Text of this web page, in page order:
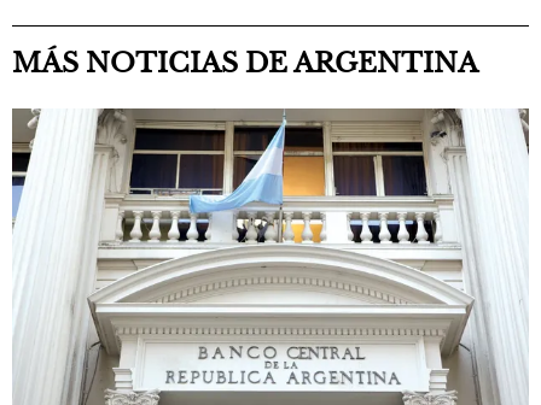
MÁS NOTICIAS DE ARGENTINA